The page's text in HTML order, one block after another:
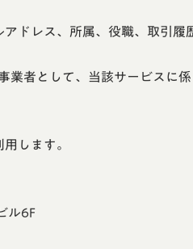
ドレス、所属、役職、取引
者として、当該サービスに
します。
ル6F